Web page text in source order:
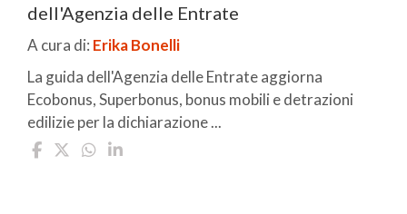
dell'Agenzia delle Entrate
A cura di: Erika Bonelli
La guida dell'Agenzia delle Entrate aggiorna
Ecobonus, Superbonus, bonus mobili e detrazioni
edilizie per la dichiarazione ...